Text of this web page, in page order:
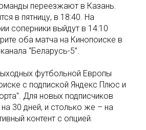
переезжают в Казань.
в пятницу, в 18:40. На
соперники выйдут в 14:10
оба матча на Кинопоиске в
“Беларусь-5”.
футбольной Европы
с подпиской Яндекс Плюс и
Для новых подписчиков
на 30 дней, и столько же – на
контент с опцией.